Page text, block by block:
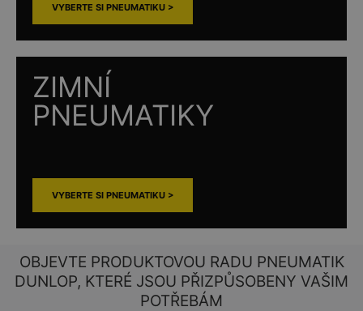
VYBERTE SI PNEUMATIKU >
ZIMNÍ
PNEUMATIKY
VYBERTE SI PNEUMATIKU >
OBJEVTE PRODUKTOVOU RADU PNEUMATIK
DUNLOP, KTERÉ JSOU PŘIZPŮSOBENY VAŠIM
POTŘEBÁM